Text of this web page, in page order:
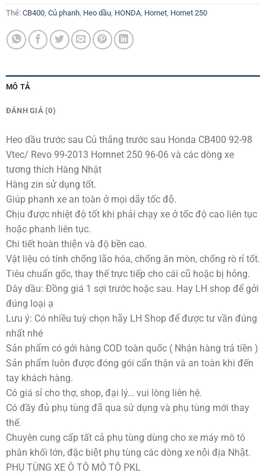
Thẻ: CB400, Củ phanh, Heo dầu, HONDA, Hornet, Hornet 250
MÔ TẢ
ĐÁNH GIÁ (0)
Heo dầu trước sau Củ thắng trước sau Honda CB400 92-98
Vtec/ Revo 99-2013 Hornnet 250 96-06 và các dòng xe
tương thích Hàng Nhật
Hàng zin sử dụng tốt.
Giúp phanh xe an toàn ở mọi dãy tốc độ.
Chịu được nhiệt độ tốt khi phải chạy xe ở tốc độ cao liên tục
hoặc phanh liên tục.
Chi tiết hoàn thiện và độ bền cao.
Vật liệu có tính chống lão hóa, chống ăn mòn, chống rò rỉ tốt.
Tiêu chuẩn gốc, thay thế trực tiếp cho cái cũ hoặc bị hỏng.
Dây dầu: Đồng giá 1 sợi trước hoặc sau. Hay LH shop để gởi
đúng loại ạ
Lưu ý: Có nhiều tuỳ chọn hãy LH Shop để được tư vần đúng
nhất nhé
Sản phẩm có gởi hàng COD toàn quốc ( Nhận hàng trả tiền )
Sản phẩm luôn được đóng gói cẩn thận và an toàn khi đến
tay khách hàng.
Có giá sỉ cho thợ, shop, đại lý… vui lòng liên hệ.
Có đầy đủ phụ tùng đã qua sử dụng và phụ tùng mới thay
thế.
Chuyên cung cấp tất cả phụ tùng dùng cho xe máy mô tô
phân khối lớn, đặc biệt phụ tùng các dòng xe nội địa Nhật.
PHỤ TÙNG XE Ô TÔ MÔ TÔ PKL